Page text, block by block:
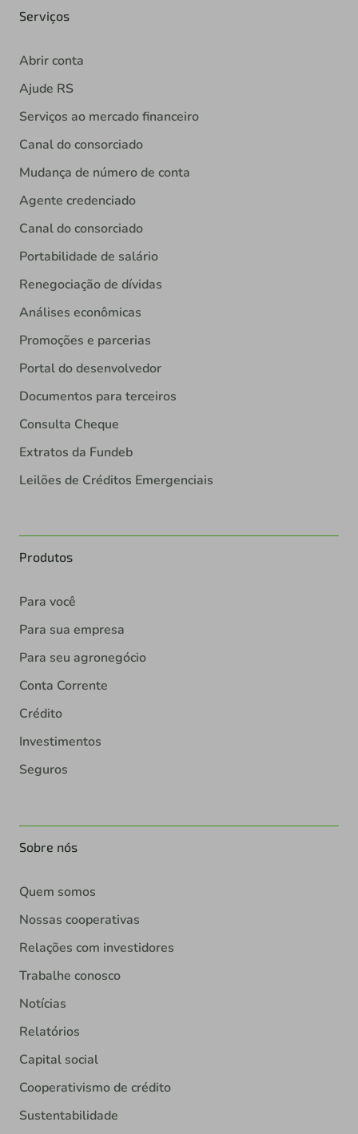
Serviços
Abrir conta
Ajude RS
Serviços ao mercado financeiro
Canal do consorciado
Mudança de número de conta
Agente credenciado
Canal do consorciado
Portabilidade de salário
Renegociação de dívidas
Análises econômicas
Promoções e parcerias
Portal do desenvolvedor
Documentos para terceiros
Consulta Cheque
Extratos da Fundeb
Leilões de Créditos Emergenciais
Produtos
Para você
Para sua empresa
Para seu agronegócio
Conta Corrente
Crédito
Investimentos
Seguros
Sobre nós
Quem somos
Nossas cooperativas
Relações com investidores
Trabalhe conosco
Notícias
Relatórios
Capital social
Cooperativismo de crédito
Sustentabilidade